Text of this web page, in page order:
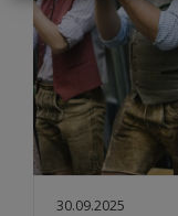
30.09.2025